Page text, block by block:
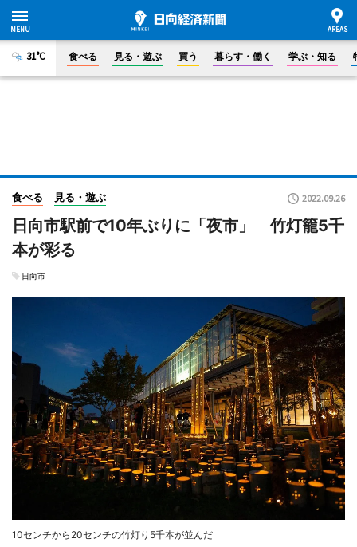
31°C 食べる 見る・遊ぶ 買う 暮らす・働く 学ぶ・知る
食べる 見る・遊ぶ 2022.09.26
日向市駅前で10年ぶりに「夜市」 竹灯籠5千
本が彩る
日向市
10センチから20センチの竹灯り5千本が並んだ